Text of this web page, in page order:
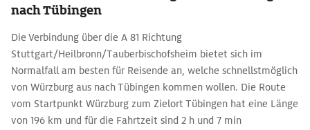
nach Tübingen
Die Verbindung über die A 81 Richtung
Stuttgart/Heilbronn/Tauberbischofsheim bietet sich im
Normalfall am besten für Reisende an, welche schnellstmöglich
von Würzburg aus nach Tübingen kommen wollen. Die Route
vom Startpunkt Würzburg zum Zielort Tübingen hat eine Länge
von 196 km und für die Fahrtzeit sind 2 h und 7 min